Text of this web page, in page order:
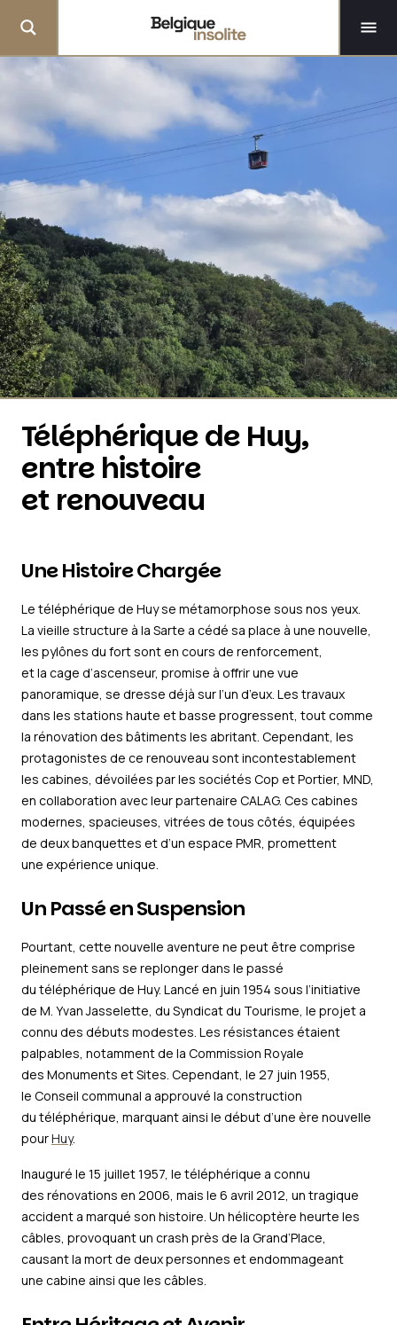
Téléphérique de Huy,
entre histoire
et renouveau
Une Histoire Chargée
Le téléphérique de Huy se métamorphose sous nos yeux.
La vieille structure à la Sarte a cédé sa place à une nouvelle,
les pylônes du fort sont en cours de renforcement,
et la cage d’ascenseur, promise à offrir une vue
panoramique, se dresse déjà sur l’un d’eux. Les travaux
dans les stations haute et basse progressent, tout comme
la rénovation des bâtiments les abritant. Cependant, les
protagonistes de ce renouveau sont incontestablement
les cabines, dévoilées par les sociétés Cop et Portier, MND,
en collaboration avec leur partenaire CALAG. Ces cabines
modernes, spacieuses, vitrées de tous côtés, équipées
de deux banquettes et d’un espace PMR, promettent
une expérience unique.
Un Passé en Suspension
Pourtant, cette nouvelle aventure ne peut être comprise
pleinement sans se replonger dans le passé
du téléphérique de Huy. Lancé en juin 1954 sous l’initiative
de M. Yvan Jasselette, du Syndicat du Tourisme, le projet a
connu des débuts modestes. Les résistances étaient
palpables, notamment de la Commission Royale
des Monuments et Sites. Cependant, le 27 juin 1955,
le Conseil communal a approuvé la construction
du téléphérique, marquant ainsi le début d’une ère nouvelle
pourHuy.
Inauguré le 15 juillet 1957, le téléphérique a connu
des rénovations en 2006, mais le 6 avril 2012, un tragique
accident a marqué son histoire. Un hélicoptère heurte les
câbles, provoquant un crash près de la Grand’Place,
causant la mort de deux personnes et endommageant
une cabine ainsi que les câbles.